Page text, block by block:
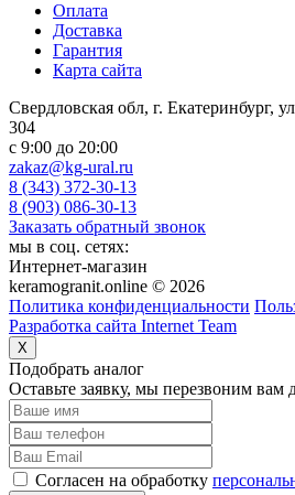
Оплата
Доставка
Гарантия
Карта сайта
Свердловская обл, г. Екатеринбург,
304
c 9:00 до 20:00
zakaz@kg-ural.ru
8 (343) 372-30-13
8 (903) 086-30-13
Заказать обратный звонок
мы в соц. сетях:
Интернет-магазин
keramogranit.online © 2026
Политика конфиденциальности
Разработка сайта Internet Team
X
Подобрать аналог
Оставьте заявку, мы перезвоним вам
Согласен на обработку